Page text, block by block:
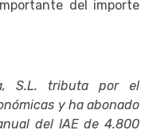
del importe
S.L. tributa por el
y ha abonado
del IAE de 4.800